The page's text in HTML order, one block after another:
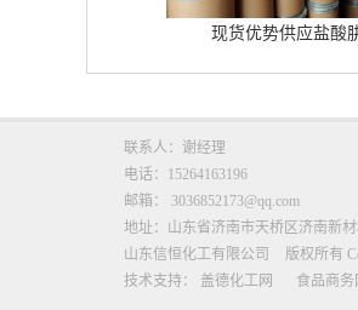
现货优势供应盐酸
联系人：谢经理
电话：15264163196
邮箱： 3036852173@qq.com
地址：山东省济南市天桥区济南新
山东信恒化工有限公司
版权所有
技术支持： 盖德化工网 食品商务